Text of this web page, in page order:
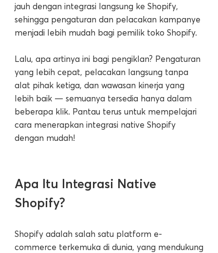
jauh dengan integrasi langsung ke Shopify,
sehingga pengaturan dan pelacakan kampanye
menjadi lebih mudah bagi pemilik toko Shopify.
Lalu, apa artinya ini bagi pengiklan? Pengaturan
yang lebih cepat, pelacakan langsung tanpa
alat pihak ketiga, dan wawasan kinerja yang
lebih baik — semuanya tersedia hanya dalam
beberapa klik. Pantau terus untuk mempelajari
cara menerapkan integrasi native Shopify
dengan mudah!
Apa Itu Integrasi Native
Shopify?
Shopify adalah salah satu platform e-
commerce terkemuka di dunia, yang mendukung